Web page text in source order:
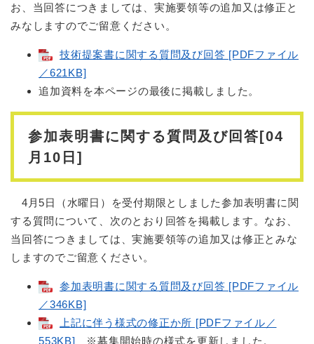
お、当回答につきましては、実施要領等の追加又は修正と
みなしますのでご留意ください。
技術提案書に関する質問及び回答 [PDFファイル
／621KB]
追加資料を本ページの最後に掲載しました。
参加表明書に関する質問及び回答[04
月10日]
4月5日（水曜日）を受付期限としました参加表明書に関
する質問について、次のとおり回答を掲載します。なお、
当回答につきましては、実施要領等の追加又は修正とみな
しますのでご留意ください。
参加表明書に関する質問及び回答 [PDFファイル
／346KB]
上記に伴う様式の修正か所 [PDFファイル／
553KB] ※募集開始時の様式を更新しました。